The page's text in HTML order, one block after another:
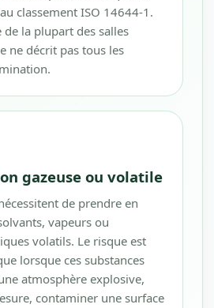
classement ISO 14644-1.
de la plupart des salles
ne décrit pas tous les
gazeuse ou volatile
de prendre en
vapeurs ou
volatils. Le risque est
lorsque ces substances
atmosphère explosive,
contaminer une surface